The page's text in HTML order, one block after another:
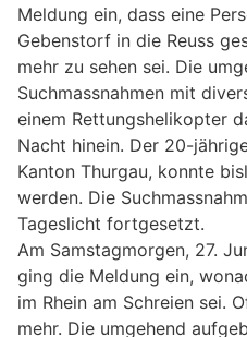
Meldung ein, dass eine
Gebenstorf in die Reuss
mehr zu sehen sei. Die
Suchmassnahmen mit
einem Rettungshelikopter
Nacht hinein. Der 20-
Kanton Thurgau, konnte
werden. Die
Tageslicht fortgesetzt.
Am Samstagmorgen, 27.
ging die Meldung ein,
im Rhein am Schreien sei.
mehr. Die umgehend